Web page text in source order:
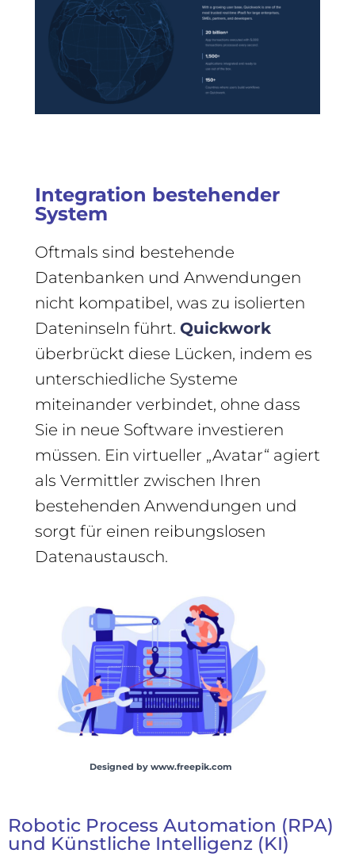
Integration bestehender
System
Oftmals sind bestehende
Datenbanken und Anwendungen
nicht kompatibel, was zu isolierten
Dateninseln führt. Quickwork
überbrückt diese Lücken, indem es
unterschiedliche Systeme
miteinander verbindet, ohne dass
Sie in neue Software investieren
müssen. Ein virtueller „Avatar“ agiert
als Vermittler zwischen Ihren
bestehenden Anwendungen und
sorgt für einen reibungslosen
Datenaustausch.
Designed by www.freepik.com
Robotic Process Automation (RPA)
und Künstliche Intelligenz (KI)